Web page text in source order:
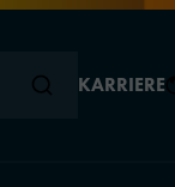
KARRIERE